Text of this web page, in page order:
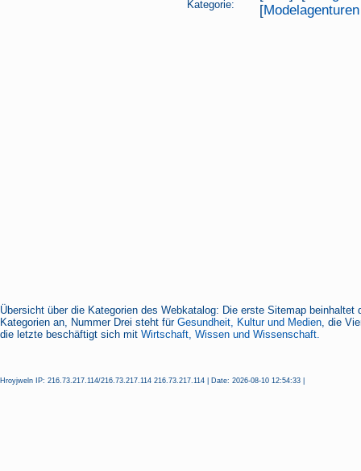
Kategorie:
[
Übersicht über die Kategorien des Webkatalog: Die erste Sitemap beinhaltet
Kategorien an, Nummer Drei steht für Gesundheit, Kultur und Medien, die
die letzte beschäftigt sich mit Wirtschaft, Wissen und Wissenschaft.
Hroyjweln IP: 216.73.217.114/216.73.217.114 216.73.217.114 | Date: 2026-08-10 12:54:33 |